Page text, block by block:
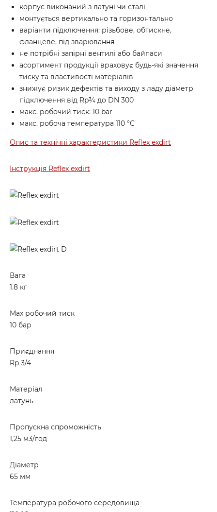
корпус виконаний з латуні чи сталі
монтується вертикально та горизонтально
варіанти підключення: різьбове, обтискне,
фланцеве, під зварювання
не потрібні запірні вентилі або байпаси
асортимент продукції враховує будь-які значення
тиску та властивості матеріалів
знижує ризик дефектів та виходу з ладу діаметр
підключення від Rp¾ до DN 300
макс. робочий тиск: 10 bar
макс. робоча температура 110 °C
Опис та технічні характеристики Reflex exdirt
Інструкція Reflex exdirt
Вага
1.8 кг
Max робочий тиск
10 бар
Приєднання
Rp 3/4
Матеріал
латунь
Пропускна спроможність
1,25 м3/год
Діаметр
65 мм
Температура робочого середовища